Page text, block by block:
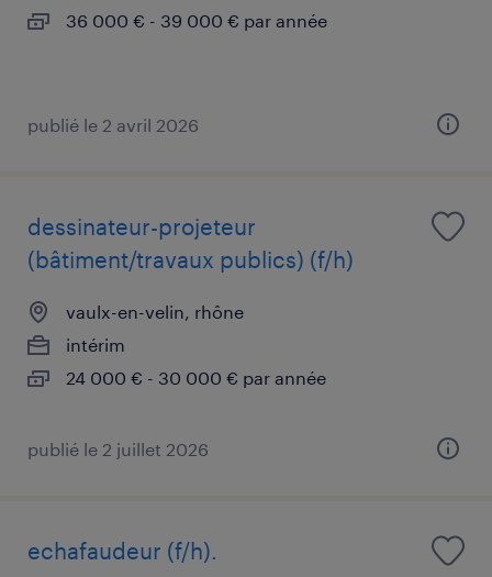
36 000 € - 39 000 € par année
publié le 2 avril 2026
dessinateur-projeteur
(bâtiment/travaux publics) (f/h)
vaulx-en-velin, rhône
intérim
24 000 € - 30 000 € par année
publié le 2 juillet 2026
echafaudeur (f/h).